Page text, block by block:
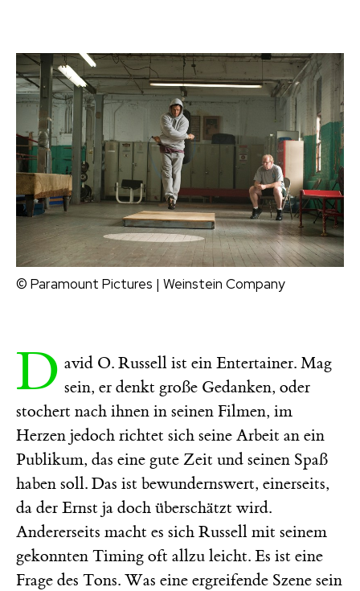
© Paramount Pictures | Weinstein Company
D avid O. Russell ist ein Entertainer. Mag
sein, er denkt große Gedanken, oder
stochert nach ihnen in seinen Filmen, im
Herzen jedoch richtet sich seine Arbeit an ein
Publikum, das eine gute Zeit und seinen Spaß
haben soll. Das ist bewundernswert, einerseits,
da der Ernst ja doch überschätzt wird.
Andererseits macht es sich Russell mit seinem
gekonnten Timing oft allzu leicht. Es ist eine
Frage des Tons. Was eine ergreifende Szene sein